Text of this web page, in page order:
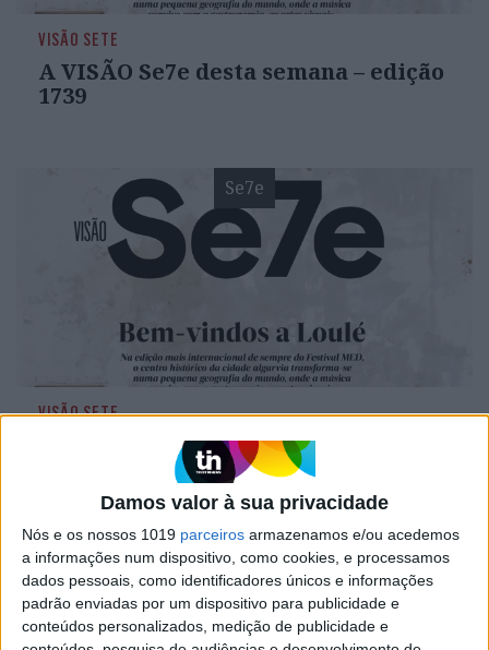
Damos valor à sua privacidade
Nós e os nossos 1019 parceiros armazenamos e/ou acedemos
a informações num dispositivo, como cookies, e processamos
dados pessoais, como identificadores únicos e informações
padrão enviadas por um dispositivo para publicidade e
conteúdos personalizados, medição de publicidade e
VISÃO SETE
A VISÃO Se7e desta semana – edição
1739
Se7e
VISÃO SETE
A VISÃO Se7e desta semana – edição
Se7e